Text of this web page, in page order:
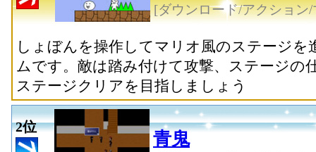
[ダウンロード/アクション
しょぼんを操作してマリオ風のステージを
ムです。敵は踏み付けて攻撃、ステージの
ステージクリアを目指しましょう
2位
青鬼